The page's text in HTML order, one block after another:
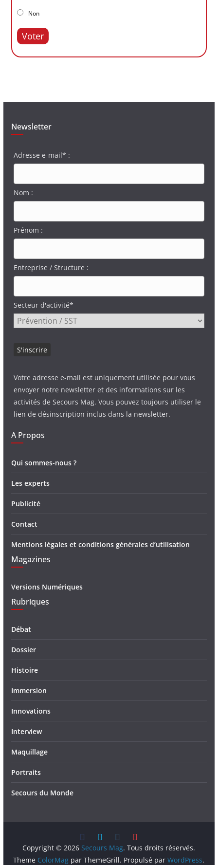
Non
Voter
Newsletter
Adresse e-mail* :
Nom :
Prénom :
Entreprise / Structure :
Secteur d'activité*
Votre adresse e-mail est uniquement utilisée pour vous
envoyer notre newsletter et des informations sur les
activités de Secours Mag. Vous pouvez toujours utiliser le
lien de désinscription inclus dans la newsletter.
A Propos
Qui sommes-nous ?
Les experts
Publicité
Contact
Mentions légales et conditions générales d’utilisation
Magazines
Versions Numériques
Rubriques
Débat
Dossier
Histoire
Immersion
Innovations
Interview
Maquillage
Portraits
Secours du Monde
Copyright © 2026 Secours Mag. Tous droits réservés.
Theme ColorMag par ThemeGrill. Propulsé parWordPress.